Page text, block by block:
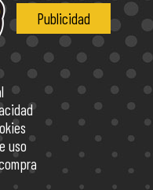
Publicidad
uso